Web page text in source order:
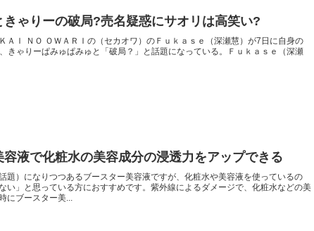
ゃりーの破局?売名疑惑にサオリは高笑い?
ＡＩ ＮＯ ＯＷＡＲＩの（セカオワ）のＦｕｋａｓｅ（深瀬慧）が7日に自身の
きゃりーぱみゅぱみゅと「破局？」と話題になっている。Ｆｕｋａｓｅ（深瀬
液で化粧水の美容成分の浸透力をアップできる
題）になりつつあるブースター美容液ですが、化粧水や美容液を使っているの
い」と思っている方におすすめです。紫外線によるダメージで、化粧水などの美
にブースター美...